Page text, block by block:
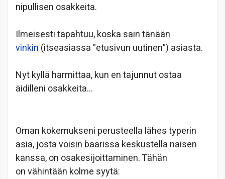
nipullisen osakkeita.
Ilmeisesti tapahtuu, koska sain tänään
vinkin (itseasiassa "etusivun uutinen") asiasta.
Nyt kyllä harmittaa, kun en tajunnut ostaa
äidilleni osakkeita…
Oman kokemukseni perusteella lähes typerin
asia, josta voisin baarissa keskustella naisen
kanssa, on osakesijoittaminen. Tähän
on vähintään kolme syytä: